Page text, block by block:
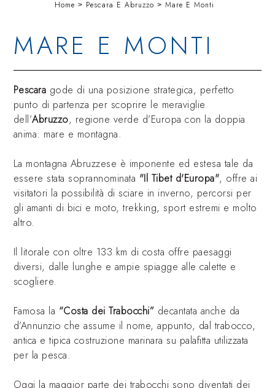
Home Pescara E Abruzzo Mare E Monti
MARE E MONTI
Pescara gode di una posizione strategica, perfetto
punto di partenza per scoprire le meraviglie
dell’Abruzzo, regione verde d’Europa con la doppia
anima: mare e montagna.
La montagna Abruzzese è imponente ed estesa tale da
essere stata soprannominata "Il Tibet d'Europa", offre ai
visitatori la possibilità di sciare in inverno, percorsi per
gli amanti di bici e moto, trekking, sport estremi e molto
altro.
Il litorale con oltre 133 km di costa offre paesaggi
diversi, dalle lunghe e ampie spiagge alle calette e
scogliere.
Famosa la “Costa dei Trabocchi” decantata anche da
d’Annunzio che assume il nome, appunto, dal trabocco,
antica e tipica costruzione marinara su palafitta utilizzata
per la pesca.
Oggi la maggior parte dei trabocchi sono diventati dei